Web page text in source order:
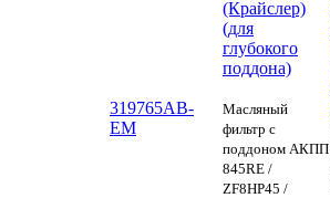
319765AB-
EM
(Крайслер)
(для
глубокого
поддона)
Масляный
фильтр с
поддоном АКПП
845RE /
ZF8HP45 /